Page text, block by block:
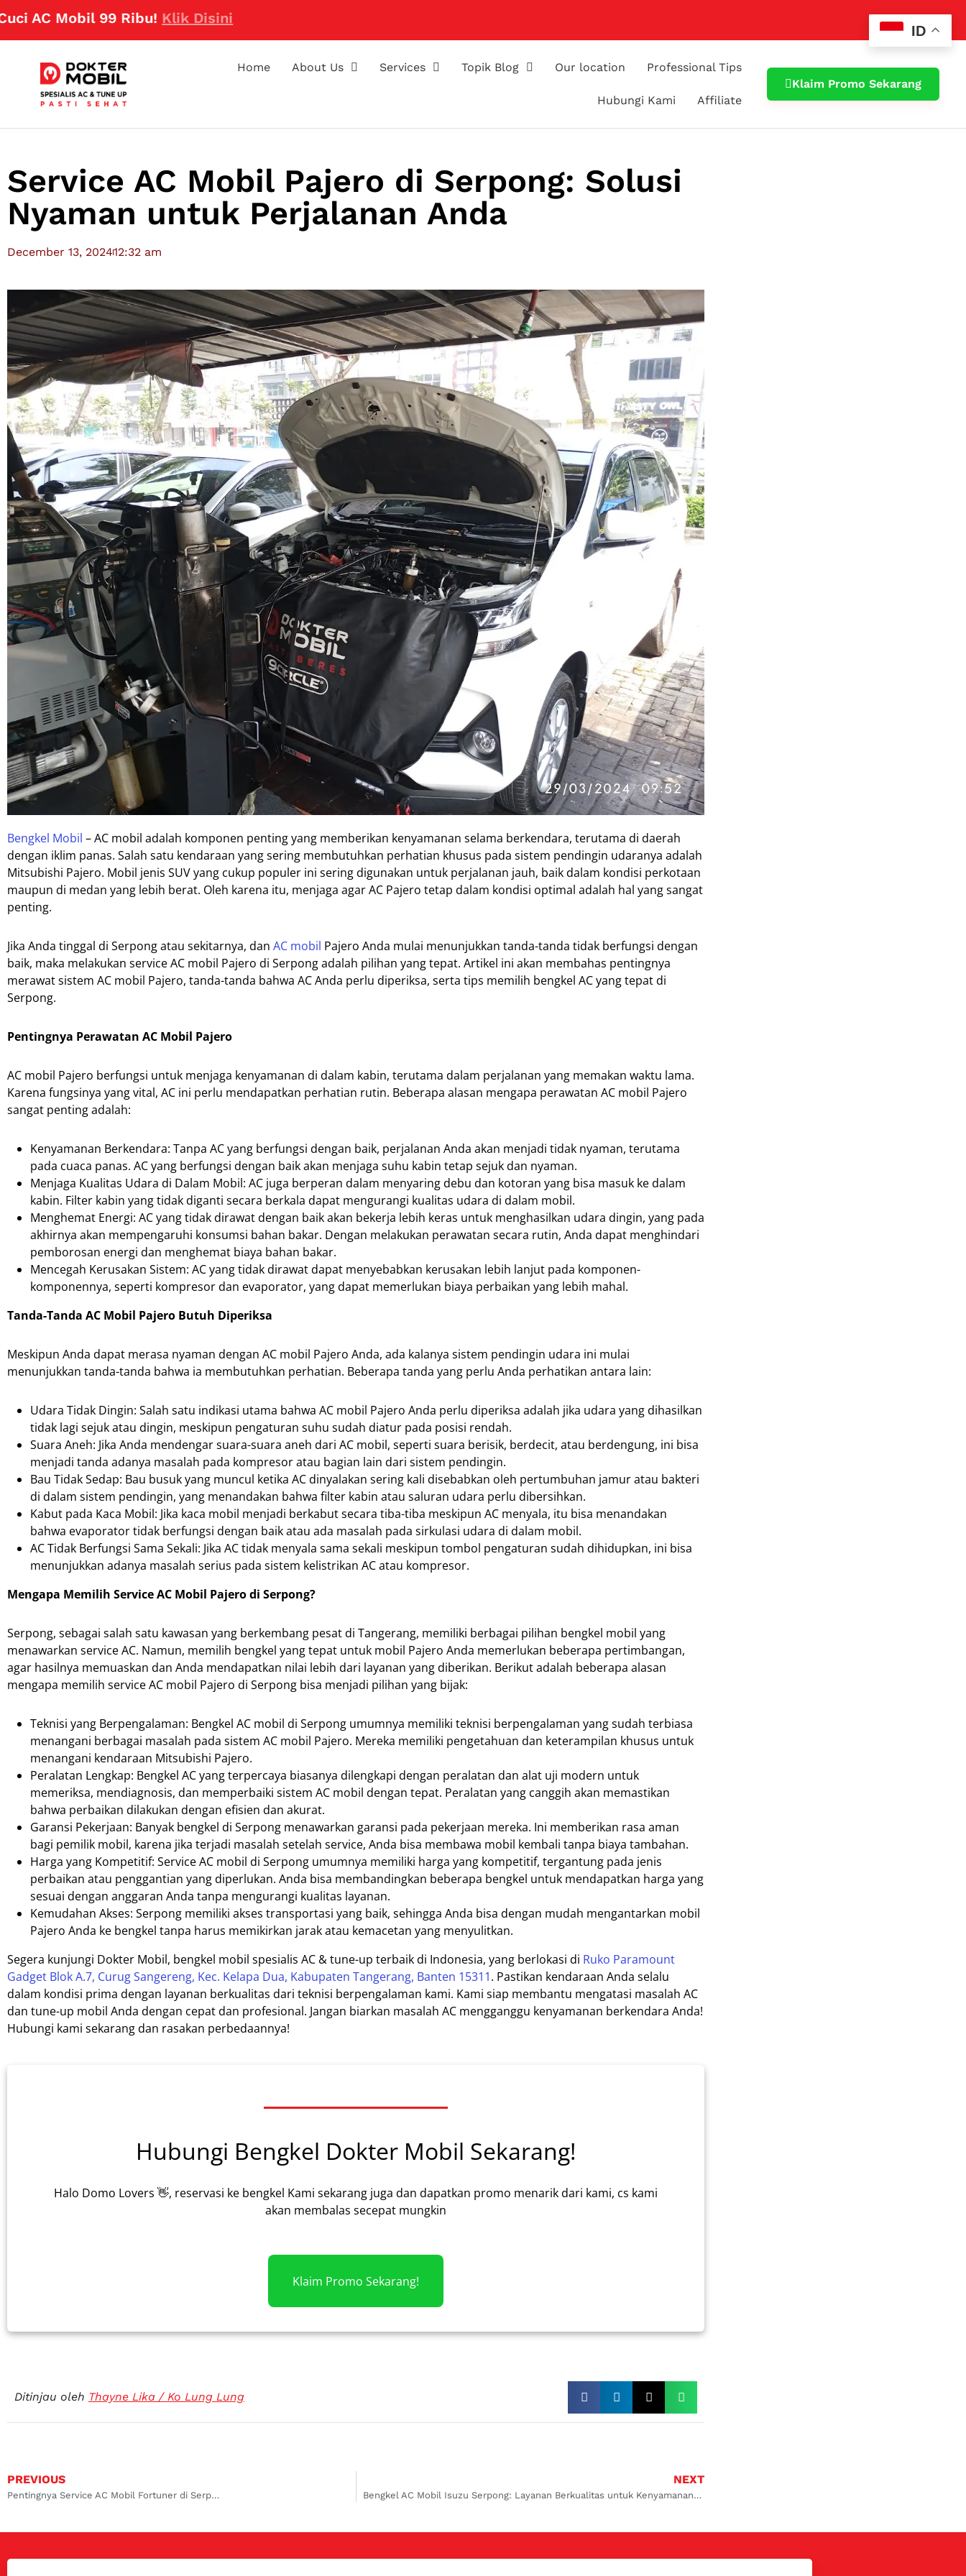
99 Ribu!Klik Disini
Home About Us Services Topik Blog Our location Professional Tips
Hubungi Kami Affiliate
Klaim Promo Sekarang
Service AC Mobil Pajero di Serpong: Solusi
Nyaman untuk Perjalanan Anda
December 13, 202412:32 am
Bengkel Mobil – AC mobil adalah komponen penting yang memberikan kenyamanan selama berkendara, terutama di daerah
dengan iklim panas. Salah satu kendaraan yang sering membutuhkan perhatian khusus pada sistem pendingin udaranya adalah
Mitsubishi Pajero. Mobil jenis SUV yang cukup populer ini sering digunakan untuk perjalanan jauh, baik dalam kondisi perkotaan
maupun di medan yang lebih berat. Oleh karena itu, menjaga agar AC Pajero tetap dalam kondisi optimal adalah hal yang sangat
penting.
Jika Anda tinggal di Serpong atau sekitarnya, dan AC mobil Pajero Anda mulai menunjukkan tanda-tanda tidak berfungsi dengan
baik, maka melakukan service AC mobil Pajero di Serpong adalah pilihan yang tepat. Artikel ini akan membahas pentingnya
merawat sistem AC mobil Pajero, tanda-tanda bahwa AC Anda perlu diperiksa, serta tips memilih bengkel AC yang tepat di
Serpong.
Pentingnya Perawatan AC Mobil Pajero
AC mobil Pajero berfungsi untuk menjaga kenyamanan di dalam kabin, terutama dalam perjalanan yang memakan waktu lama.
Karena fungsinya yang vital, AC ini perlu mendapatkan perhatian rutin. Beberapa alasan mengapa perawatan AC mobil Pajero
sangat penting adalah:
Kenyamanan Berkendara: Tanpa AC yang berfungsi dengan baik, perjalanan Anda akan menjadi tidak nyaman, terutama
pada cuaca panas. AC yang berfungsi dengan baik akan menjaga suhu kabin tetap sejuk dan nyaman.
Menjaga Kualitas Udara di Dalam Mobil: AC juga berperan dalam menyaring debu dan kotoran yang bisa masuk ke dalam
kabin. Filter kabin yang tidak diganti secara berkala dapat mengurangi kualitas udara di dalam mobil.
Menghemat Energi: AC yang tidak dirawat dengan baik akan bekerja lebih keras untuk menghasilkan udara dingin, yang pada
akhirnya akan mempengaruhi konsumsi bahan bakar. Dengan melakukan perawatan secara rutin, Anda dapat menghindari
pemborosan energi dan menghemat biaya bahan bakar.
Mencegah Kerusakan Sistem: AC yang tidak dirawat dapat menyebabkan kerusakan lebih lanjut pada komponen-
komponennya, seperti kompresor dan evaporator, yang dapat memerlukan biaya perbaikan yang lebih mahal.
Tanda-Tanda AC Mobil Pajero Butuh Diperiksa
Meskipun Anda dapat merasa nyaman dengan AC mobil Pajero Anda, ada kalanya sistem pendingin udara ini mulai
menunjukkan tanda-tanda bahwa ia membutuhkan perhatian. Beberapa tanda yang perlu Anda perhatikan antara lain:
Udara Tidak Dingin: Salah satu indikasi utama bahwa AC mobil Pajero Anda perlu diperiksa adalah jika udara yang dihasilkan
tidak lagi sejuk atau dingin, meskipun pengaturan suhu sudah diatur pada posisi rendah.
Suara Aneh: Jika Anda mendengar suara-suara aneh dari AC mobil, seperti suara berisik, berdecit, atau berdengung, ini bisa
menjadi tanda adanya masalah pada kompresor atau bagian lain dari sistem pendingin.
Bau Tidak Sedap: Bau busuk yang muncul ketika AC dinyalakan sering kali disebabkan oleh pertumbuhan jamur atau bakteri
di dalam sistem pendingin, yang menandakan bahwa filter kabin atau saluran udara perlu dibersihkan.
Kabut pada Kaca Mobil: Jika kaca mobil menjadi berkabut secara tiba-tiba meskipun AC menyala, itu bisa menandakan
bahwa evaporator tidak berfungsi dengan baik atau ada masalah pada sirkulasi udara di dalam mobil.
AC Tidak Berfungsi Sama Sekali: Jika AC tidak menyala sama sekali meskipun tombol pengaturan sudah dihidupkan, ini bisa
menunjukkan adanya masalah serius pada sistem kelistrikan AC atau kompresor.
Mengapa Memilih Service AC Mobil Pajero di Serpong?
Serpong, sebagai salah satu kawasan yang berkembang pesat di Tangerang, memiliki berbagai pilihan bengkel mobil yang
menawarkan service AC. Namun, memilih bengkel yang tepat untuk mobil Pajero Anda memerlukan beberapa pertimbangan,
agar hasilnya memuaskan dan Anda mendapatkan nilai lebih dari layanan yang diberikan. Berikut adalah beberapa alasan
mengapa memilih service AC mobil Pajero di Serpong bisa menjadi pilihan yang bijak:
Teknisi yang Berpengalaman: Bengkel AC mobil di Serpong umumnya memiliki teknisi berpengalaman yang sudah terbiasa
menangani berbagai masalah pada sistem AC mobil Pajero. Mereka memiliki pengetahuan dan keterampilan khusus untuk
menangani kendaraan Mitsubishi Pajero.
Peralatan Lengkap: Bengkel AC yang terpercaya biasanya dilengkapi dengan peralatan dan alat uji modern untuk
memeriksa, mendiagnosis, dan memperbaiki sistem AC mobil dengan tepat. Peralatan yang canggih akan memastikan
bahwa perbaikan dilakukan dengan efisien dan akurat.
Garansi Pekerjaan: Banyak bengkel di Serpong menawarkan garansi pada pekerjaan mereka. Ini memberikan rasa aman
bagi pemilik mobil, karena jika terjadi masalah setelah service, Anda bisa membawa mobil kembali tanpa biaya tambahan.
Harga yang Kompetitif: Service AC mobil di Serpong umumnya memiliki harga yang kompetitif, tergantung pada jenis
perbaikan atau penggantian yang diperlukan. Anda bisa membandingkan beberapa bengkel untuk mendapatkan harga yang
sesuai dengan anggaran Anda tanpa mengurangi kualitas layanan.
Kemudahan Akses: Serpong memiliki akses transportasi yang baik, sehingga Anda bisa dengan mudah mengantarkan mobil
Pajero Anda ke bengkel tanpa harus memikirkan jarak atau kemacetan yang menyulitkan.
Segera kunjungi Dokter Mobil, bengkel mobil spesialis AC & tune-up terbaik di Indonesia, yang berlokasi di Ruko Paramount
Gadget Blok A.7, Curug Sangereng, Kec. Kelapa Dua, Kabupaten Tangerang, Banten 15311. Pastikan kendaraan Anda selalu
dalam kondisi prima dengan layanan berkualitas dari teknisi berpengalaman kami. Kami siap membantu mengatasi masalah AC
dan tune-up mobil Anda dengan cepat dan profesional. Jangan biarkan masalah AC mengganggu kenyamanan berkendara Anda!
Hubungi kami sekarang dan rasakan perbedaannya!
Hubungi Bengkel Dokter Mobil Sekarang!
Halo Domo Lovers 👋, reservasi ke bengkel Kami sekarang juga dan dapatkan promo menarik dari kami, cs kami
akan membalas secepat mungkin
Klaim Promo Sekarang!
Ditinjau oleh Thayne Lika / Ko Lung Lung
PREVIOUS
Pentingnya Service AC Mobil Fortuner di Serpong
NEXT
Bengkel AC Mobil Isuzu Serpong: Layanan Berkualitas untuk Kenyamanan Berkendara
ID